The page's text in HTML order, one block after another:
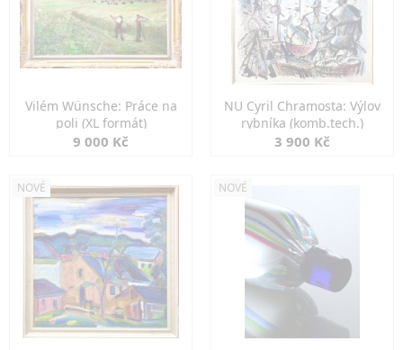
Vilém Wünsche: Práce na
poli (XL formát)
9 000 Kč
NU Cyril Chramosta: Výlov
rybníka (komb.tech.)
3 900 Kč
NOVÉ NOVÉ